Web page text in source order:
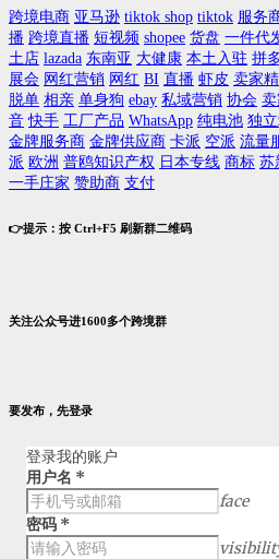
跨境电商 亚马逊 tiktok shop tiktok 服务
播 跨境直播 短视频 shopee 货盘 一件代
土店 lazada 东南亚 大健康 本土入驻 拼
展会 网红营销 网红 BI 直播 虾皮 卖家
脱单 相亲 单身狗 ebay 私域营销 协会 卖
音 快手 工厂产品 WhatsApp 纯电池 独
金牌服务商 金牌供应商 卡派 空派 流量
派 欧洲 普鸥知识产权 日本专线 商标 苏
一手庄家 赞助商 支付
👉提示：按 Ctrl+F5 刷新群二维码
关注公众号进1600多个跨境群
要发布，先登录
登录我的账户
用户名 *
face
密码 *